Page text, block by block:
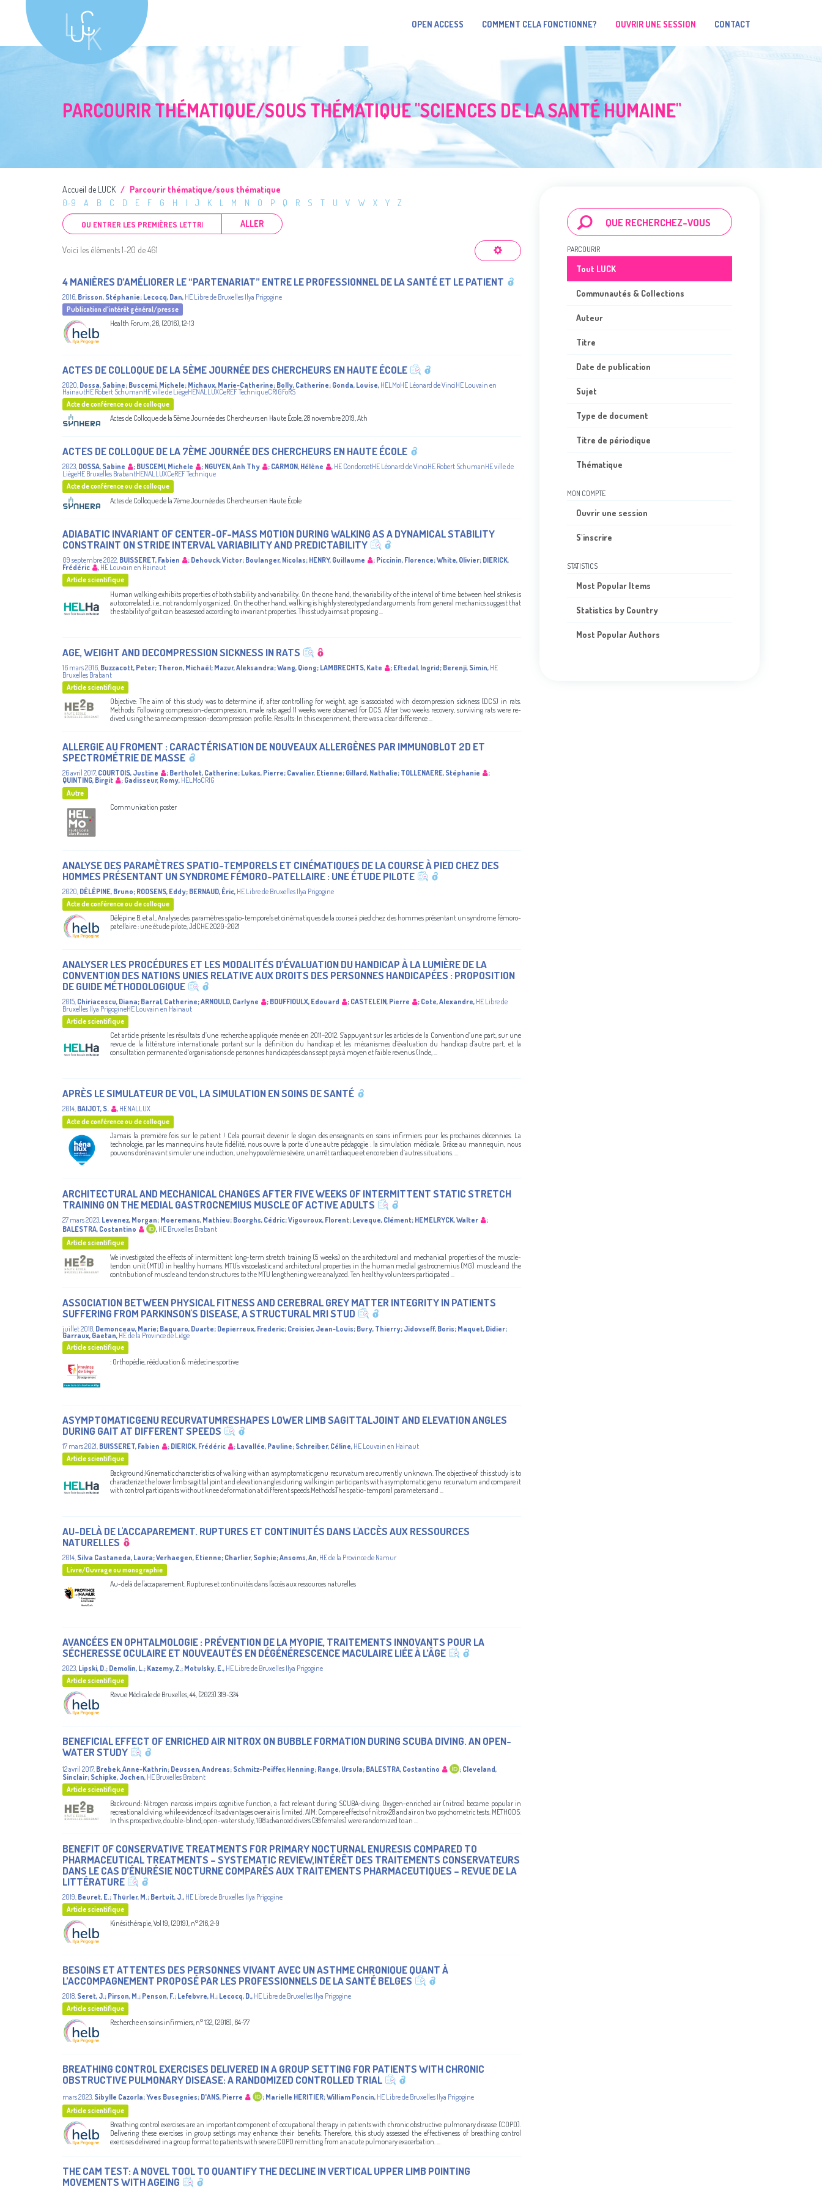
OPEN ACCESS COMMENT CELA FONCTIONNE? OUVRIR UNE SESSION CONTACT
PARCOURIR THÉMATIQUE/SOUS THÉMATIQUE "SCIENCES DE LA SANTÉ HUMAINE"
Accueil de LUCK
Parcourir thématique/sous thématique
0-9
A B C D E F G H I J K L M N O P Q R S T U V W X Y
Z
ALLER
Voici les éléments 1-20 de 461
4 MANIÈRES D’AMÉLIORER LE “PARTENARIAT” ENTRE LE PROFESSIONNEL DE LA SANTÉ ET LE PATIENT
2016, Brisson, Stéphanie; Lecocq, Dan, HE Libre de Bruxelles Ilya Prigogine
Publication d'intérêt général/presse
Health Forum, 26, (2016), 12-13
ACTES DE COLLOQUE DE LA 5ÈME JOURNÉE DES CHERCHEURS EN HAUTE ÉCOLE
2020, Dossa, Sabine; Buscemi, Michele; Michaux, Marie-Catherine; Bolly, Catherine; Gonda, Louise, HELMoHE Léonard de VinciHE Louvain en
HainautHE Robert SchumanHE ville de LiègeHENALLUXCeREF TechniqueCRIGFoRS
Acte de conférence ou de colloque
Actes de Colloque de la 5ème Journée des Chercheurs en Haute École, 28 novembre 2019, Ath
ACTES DE COLLOQUE DE LA 7ÈME JOURNÉE DES CHERCHEURS EN HAUTE ÉCOLE
2023, DOSSA, Sabine ; BUSCEMI, Michele ; NGUYEN, Anh Thy ; CARMON, Hélène , HE CondorcetHE Léonard de VinciHE Robert SchumanHE ville de
LiègeHE Bruxelles BrabantHENALLUXCeREF Technique
Acte de conférence ou de colloque
Actes de Colloque de la 7ème Journée des Chercheurs en Haute École
ADIABATIC INVARIANT OF CENTER-OF-MASS MOTION DURING WALKING AS A DYNAMICAL STABILITY
CONSTRAINT ON STRIDE INTERVAL VARIABILITY AND PREDICTABILITY
09 septembre 2022 BUISSERET, Fabien ; Dehouck, Victor; Boulanger, Nicolas; HENRY, Guillaume ; Piccinin, Florence;White, Olivier; DIERICK,
Frédéric
, HE Louvain en Hainaut
Article scientifique
Human walking exhibits properties of both stability and variability. On the one hand, the variability of the interval of time between heel strikes is
autocorrelated, i.e., not randomly organized. On the other hand, walking is highly stereotyped and arguments from general mechanics suggest that
the stability of gait can be assessed according to invariant properties. This study aims at proposing ...
AGE, WEIGHT AND DECOMPRESSION SICKNESS IN RATS
16 mars 2016 Buzzacott, Peter; Theron, Michaël; Mazur, Aleksandra;Wang, Qiong; LAMBRECHTS, Kate ; Eftedal, Ingrid; Berenji, Simin, HE
Bruxelles Brabant
Article scientifique
Objective: The aim of this study was to determine if, after controlling for weight, age is associated with decompression sickness (DCS) in rats.
Methods: Following compression-decompression, male rats aged 11 weeks were observed for DCS. After two weeks recovery, surviving rats were re-
dived using the same compression-decompression profile. Results: In this experiment, there was a clear difference ...
ALLERGIE AU FROMENT : CARACTÉRISATION DE NOUVEAUX ALLERGÈNES PAR IMMUNOBLOT 2D ET
SPECTROMÉTRIE DE MASSE
26 avril 2017, COURTOIS, Justine ; Bertholet, Catherine; Lukas, Pierre; Cavalier, Etienne; Gillard, Nathalie; TOLLENAERE, Stéphanie
;
QUINTING, Birgit
; Gadisseur, Romy, HELMoCRIG
Autre
Communication poster
ANALYSE DES PARAMÈTRES SPATIO-TEMPORELS ET CINÉMATIQUES DE LA COURSE À PIED CHEZ DES
HOMMES PRÉSENTANT UN SYNDROME FÉMORO-PATELLAIRE : UNE ÉTUDE PILOTE
2020, DÉLÉPINE, Bruno; ROOSENS, Eddy; BERNAUD, Éric, HE Libre de Bruxelles Ilya Prigogine
Acte de conférence ou de colloque
Délépine B. et al., Analyse des paramètres spatio-temporels et cinématiques de la course à pied chez des hommes présentant un syndrome fémoro-
patellaire : une étude pilote, JdCHE 2020-2021
ANALYSER LES PROCÉDURES ET LES MODALITÉS D’ÉVALUATION DU HANDICAP À LA LUMIÈRE DE LA
CONVENTION DES NATIONS UNIES RELATIVE AUX DROITS DES PERSONNES HANDICAPÉES : PROPOSITION
DE GUIDE MÉTHODOLOGIQUE
2015, Chiriacescu, Diana; Barral, Catherine;ARNOULD, Carlyne ; BOUFFIOULX, Edouard ; CASTELEIN, Pierre ; Cote, Alexandre, HE Libre de
Bruxelles Ilya PrigogineHE Louvain en Hainaut
Article scientifique
Cet article présente les résultats d’une recherche appliquée menée en 2011–2012. S’appuyant sur les articles de la Convention d’une part, sur une
revue de la littérature internationale portant sur la définition du handicap et les mécanismes d’évaluation du handicap d’autre part, et la
consultation permanente d’organisations de personnes handicapées dans sept pays à moyen et faible revenus (Inde, ...
APRÈS LE SIMULATEUR DE VOL, LA SIMULATION EN SOINS DE SANTÉ
2014, BAIJOT, S. , HENALLUX
Acte de conférence ou de colloque
Jamais la première fois sur le patient ! Cela pourrait devenir le slogan des enseignants en soins infirmiers pour les prochaines décennies. La
technologie, par les mannequins haute fidélité, nous ouvre la porte d’une autre pédagogie : la simulation médicale. Grâce au mannequin, nous
pouvons dorénavant simuler une induction, une hypovolémie sévère, un arrêt cardiaque et encore bien d’autres situations. ...
ARCHITECTURAL AND MECHANICAL CHANGES AFTER FIVE WEEKS OF INTERMITTENT STATIC STRETCH
TRAINING ON THE MEDIAL GASTROCNEMIUS MUSCLE OF ACTIVE ADULTS
27 mars 2023, Levenez, Morgan; Moeremans, Mathieu; Boorghs, Cédric;Vigouroux, Florent; Leveque, Clément; HEMELRYCK, Walter
;
BALESTRA, Costantino
, HE Bruxelles Brabant
Article scientifique
We investigated the effects of intermittent long-term stretch training (5 weeks) on the architectural and mechanical properties of the muscle-
tendon unit (MTU) in healthy humans. MTU's viscoelastic and architectural properties in the human medial gastrocnemius (MG) muscle and the
contribution of muscle and tendon structures to the MTU lengthening were analyzed. Ten healthy volunteers participated ...
ASSOCIATION BETWEEN PHYSICAL FITNESS AND CEREBRAL GREY MATTER INTEGRITY IN PATIENTS
SUFFERING FROM PARKINSON'S DISEASE, A STRUCTURAL MRI STUD
juillet 2018 Demonceau, Marie; Baquaro, Duarte; Depierreux, Frederic; Croisier, Jean-Louis; Bury, Thierry; Jidovseff, Boris; Maquet, Didier;
Garraux, Gaetan, HE de la Province de Liège
Article scientifique
: Orthopédie, rééducation & médecine sportive
ASYMPTOMATICGENU RECURVATUMRESHAPES LOWER LIMB SAGITTALJOINT AND ELEVATION ANGLES
DURING GAIT AT DIFFERENT SPEEDS
17 mars 2021 BUISSERET, Fabien ; DIERICK, Frédéric ; Lavallée, Pauline; Schreiber, Céline, HE Louvain en Hainaut
Article scientifique
Background:Kinematic characteristics of walking with an asymptomatic genu recurvatum are currently unknown. The objective of this study is to
characterize the lower limb sagittal joint and elevation angles during walking in participants with asymptomatic genu recurvatum and compare it
with control participants without knee deformation at different speeds.Methods:The spatio-temporal parameters and ...
AU-DELÀ DE L'ACCAPAREMENT. RUPTURES ET CONTINUITÉS DANS L'ACCÈS AUX RESSOURCES
NATURELLES
2014 Silva Castaneda, Laura;Verhaegen, Etienne; Charlier, Sophie;Ansoms, An, HE de la Province de Namur
Livre/Ouvrage ou monographie
Au-delà de l'accaparement. Ruptures et continuités dans l'accès aux ressources naturelles
AVANCÉES EN OPHTALMOLOGIE : PRÉVENTION DE LA MYOPIE, TRAITEMENTS INNOVANTS POUR LA
SÉCHERESSE OCULAIRE ET NOUVEAUTÉS EN DÉGÉNÉRESCENCE MACULAIRE LIÉE À L’ÂGE
2023, Lipski, D.; Demolin, L.; Kazemy, Z.; Motulsky, E., HE Libre de Bruxelles Ilya Prigogine
Article scientifique
Revue Médicale de Bruxelles, 44, (2023) 319-324
BENEFICIAL EFFECT OF ENRICHED AIR NITROX ON BUBBLE FORMATION DURING SCUBA DIVING. AN OPEN-
WATER STUDY
12 avril 2017, Brebek, Anne-Kathrin; Deussen, Andreas; Schmitz-Peiffer, Henning; Range, Ursula; BALESTRA, Costantino ; Cleveland,
Sinclair; Schipke, Jochen, HE Bruxelles Brabant
Article scientifique
Backround: Nitrogen narcosis impairs cognitive function, a fact relevant during SCUBA-diving. Oxygen-enriched air (nitrox) became popular in
recreational diving, while evidence of its advantages over air is limited. AIM: Compare effects of nitrox28 and air on two psychometric tests. METHODS:
In this prospective, double-blind, open-water study, 108 advanced divers (38 females) were randomized to an ...
BENEFIT OF CONSERVATIVE TREATMENTS FOR PRIMARY NOCTURNAL ENURESIS COMPARED TO
PHARMACEUTICAL TREATMENTS – SYSTEMATIC REVIEW,INTÉRÊT DES TRAITEMENTS CONSERVATEURS
DANS LE CAS D’ÉNURÉSIE NOCTURNE COMPARÉS AUX TRAITEMENTS PHARMACEUTIQUES – REVUE DE LA
LITTÉRATURE
2019, Beuret, E.; Thürler, M.; Bertuit, J., HE Libre de Bruxelles Ilya Prigogine
Article scientifique
Kinésithérapie, Vol 19, (2019), n° 216, 2-9
BESOINS ET ATTENTES DES PERSONNES VIVANT AVEC UN ASTHME CHRONIQUE QUANT À
L’ACCOMPAGNEMENT PROPOSÉ PAR LES PROFESSIONNELS DE LA SANTÉ BELGES
2018, Seret, J.; Pirson, M.; Penson, F.; Lefebvre, H.; Lecocq, D., HE Libre de Bruxelles Ilya Prigogine
Article scientifique
Recherche en soins infirmiers, n° 132, (2018), 64-77
BREATHING CONTROL EXERCISES DELIVERED IN A GROUP SETTING FOR PATIENTS WITH CHRONIC
OBSTRUCTIVE PULMONARY DISEASE: A RANDOMIZED CONTROLLED TRIAL
mars 2023, Sibylle Cazorla;Yves Busegnies; D'ANS, Pierre ; Marielle HERITIER;William Poncin, HE Libre de Bruxelles Ilya Prigogine
Article scientifique
Breathing control exercises are an important component of occupational therapy in patients with chronic obstructive pulmonary disease (COPD).
Delivering these exercises in group settings may enhance their benefits. Therefore, this study assessed the effectiveness of breathing control
exercises delivered in a group format to patients with severe COPD remitting from an acute pulmonary exacerbation. ...
THE CAM TEST: A NOVEL TOOL TO QUANTIFY THE DECLINE IN VERTICAL UPPER LIMB POINTING
MOVEMENTS WITH AGEING
PARCOURIR
Tout LUCK
Communautés & Collections
Auteur
Titre
Date de publication
Sujet
Type de document
Titre de périodique
Thématique
MON COMPTE
Ouvrir une session
S'inscrire
STATISTICS
Most Popular Items
Statistics by Country
Most Popular Authors